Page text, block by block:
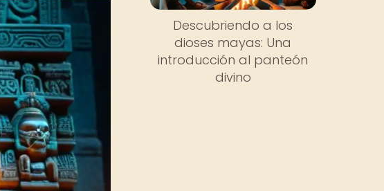
Descubriendo a los
dioses mayas: Una
introducción al panteón
divino